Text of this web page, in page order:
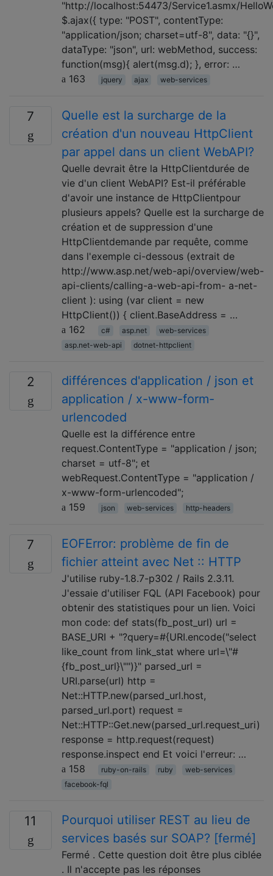
"http://localhost:54473/Service1.asmx/
$.ajax({ type: "POST", contentType:
"application/json; charset=utf-8", data: "{}",
dataType: "json", url: webMethod, success:
function(msg){ alert(msg.d); }, error: …
163
jquery ajax web-services
7
Quelle est la surcharge de la
création d'un nouveau HttpClient
par appel dans un client WebAPI?
Quelle devrait être la HttpClientdurée de
vie d'un client WebAPI? Est-il préférable
d'avoir une instance de HttpClientpour
plusieurs appels? Quelle est la surcharge de
création et de suppression d'une
HttpClientdemande par requête, comme
dans l'exemple ci-dessous (extrait de
http://www.asp.net/web-api/overview/web-
api-clients/calling-a-web-api-from- a-net-
client ): using (var client = new
HttpClient()) { client.BaseAddress = …
162
c# asp.net
web-services
asp.net-web-api
dotnet-httpclient
2
différences d'application / json et
application / x-www-form-
urlencoded
Quelle est la différence entre
request.ContentType = "application / json;
charset = utf-8"; et
webRequest.ContentType = "application /
x-www-form-urlencoded";
159
json web-services http-headers
7
EOFError: problème de fin de
fichier atteint avec Net :: HTTP
J'utilise ruby-1.8.7-p302 / Rails 2.3.11.
J'essaie d'utiliser FQL (API Facebook) pour
obtenir des statistiques pour un lien. Voici
mon code: def stats(fb_post_url) url =
BASE_URI + "?query=#{URI.encode("select
like_count from link_stat where url=\"#
{fb_post_url}\"")}" parsed_url =
URI.parse(url) http =
Net::HTTP.new(parsed_url.host,
parsed_url.port) request =
Net::HTTP::Get.new(parsed_url.request_uri)
response = http.request(request)
response.inspect end Et voici l'erreur: …
158
ruby-on-rails ruby
web-services
facebook-fql
11
Pourquoi utiliser REST au lieu de
services basés sur SOAP? [fermé]
Fermé . Cette question doit être plus ciblée
. Il n'accepte pas les réponses